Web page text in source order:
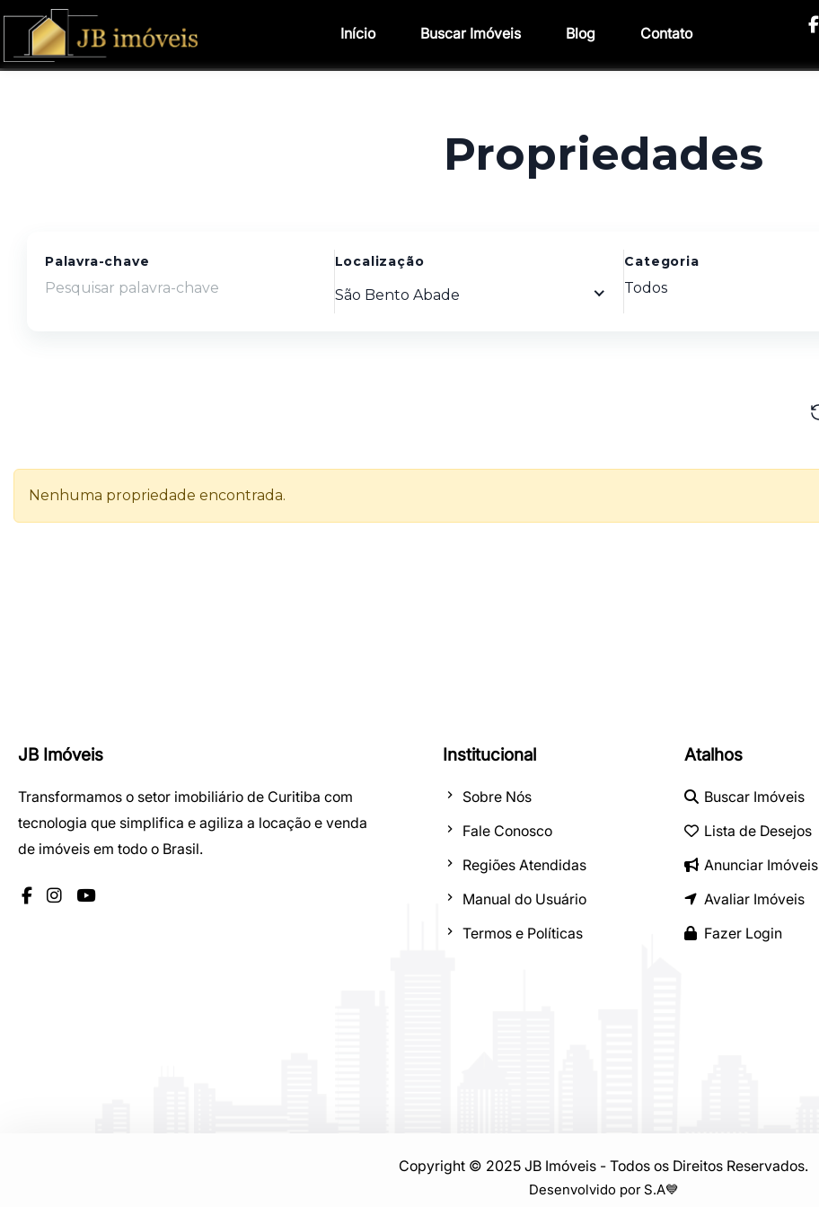
JB Imóveis
Transformamos o setor imobiliário de Curitiba com
tecnologia que simplifica e agiliza a locação e venda
de imóveis em todo o Brasil.
Institucional
Sobre Nós
Fale Conosco
Regiões Atendidas
Manual do Usuário
Termos e Políticas
Atalhos
Buscar Imóveis
Lista de Desejos
Anunciar Imóveis
Avaliar Imóveis
Fazer Login
Copyright © 2025 JB Imóveis - Todos os Direitos Reservados.
Desenvolvido por S.A💙
Início Buscar Imóveis Blog Contato